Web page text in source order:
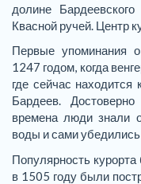
долине
Квасной ручей. Центр
Первые упоминания
1247 годом, когда
где сейчас находится
Бардеев.
времена люди знали
воды и сами убедились
Популярность
в 1505 году были